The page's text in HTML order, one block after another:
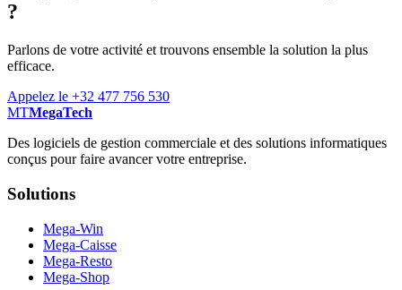
?
Parlons de votre activité et trouvons ensemble la solution la plus
efficace.
Appelez le +32 477 756 530
MTMegaTech
Des logiciels de gestion commerciale et des solutions informatiques
conçus pour faire avancer votre entreprise.
Solutions
Mega-Win
Mega-Caisse
Mega-Resto
Mega-Shop